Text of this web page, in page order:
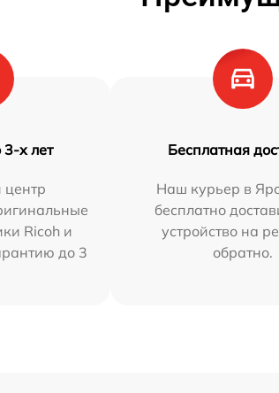
3-х лет
Ricoh и
до 3
Бесплатная
Наш курьер в
бесплатно
устройство на
обратно.